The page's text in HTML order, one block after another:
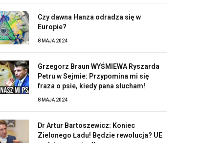
Czy dawna Hanza odradza się w
Europie?
8 MAJA 2024
Grzegorz Braun WYŚMIEWA Ryszarda
Petru w Sejmie: Przypomina mi się
fraza o psie, kiedy pana słucham!
8 MAJA 2024
Dr Artur Bartoszewicz: Koniec
Zielonego Ładu! Będzie rewolucja? UE